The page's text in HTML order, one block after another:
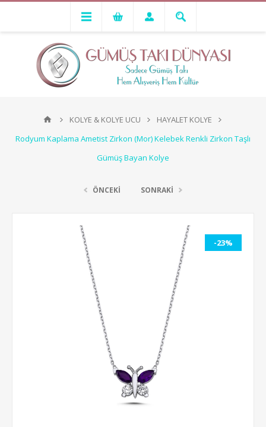
KOLYE & KOLYE UCU
HAYALET KOLYE
Rodyum Kaplama Ametist Zirkon (Mor) Kelebek Renkli Zirkon Taşlı
Gümüş Bayan Kolye
ÖNCEKİ SONRAKİ
-23%